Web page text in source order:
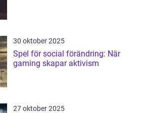
30 oktober 2025
Spel för social förändring: När
gaming skapar aktivism
27 oktober 2025